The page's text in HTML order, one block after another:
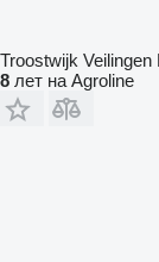
Troostwijk Veilingen
8 лет на Agroline